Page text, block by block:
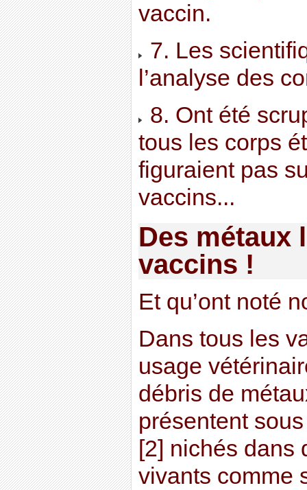
vaccin.
7. Les
l’analyse des
8. Ont été
tous les corps
figuraient pas
vaccins...
Des métaux
vaccins !
Et qu’ont noté
Dans tous les
usage
débris de
présentent
[2] nichés dans
vivants comme